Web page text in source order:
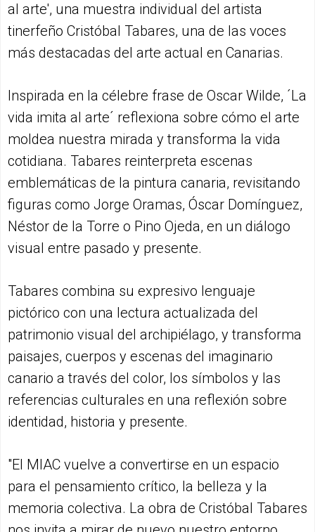
al arte', una muestra individual del artista
tinerfeño Cristóbal Tabares, una de las voces
más destacadas del arte actual en Canarias.
Inspirada en la célebre frase de Oscar Wilde, ´La
vida imita al arte´ reflexiona sobre cómo el arte
moldea nuestra mirada y transforma la vida
cotidiana. Tabares reinterpreta escenas
emblemáticas de la pintura canaria, revisitando
figuras como Jorge Oramas, Óscar Domínguez,
Néstor de la Torre o Pino Ojeda, en un diálogo
visual entre pasado y presente.
Tabares combina su expresivo lenguaje
pictórico con una lectura actualizada del
patrimonio visual del archipiélago, y transforma
paisajes, cuerpos y escenas del imaginario
canario a través del color, los símbolos y las
referencias culturales en una reflexión sobre
identidad, historia y presente.
"El MIAC vuelve a convertirse en un espacio
para el pensamiento crítico, la belleza y la
memoria colectiva. La obra de Cristóbal Tabares